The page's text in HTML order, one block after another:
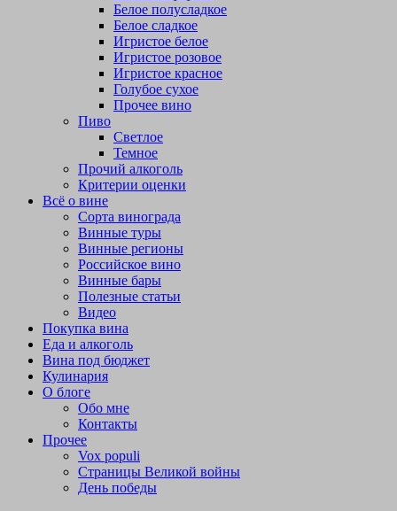
Белое полусладкое
Белое сладкое
Игристое белое
Игристое розовое
Игристое красное
Голубое сухое
Прочее вино
Пиво
Светлое
Темное
Прочий алкоголь
Критерии оценки
Всё о вине
Сорта винограда
Винные туры
Винные регионы
Российское вино
Винные бары
Полезные статьи
Видео
Покупка вина
Еда и алкоголь
Вина под бюджет
Кулинария
О блоге
Обо мне
Контакты
Прочее
Vox populi
Страницы Великой войны
День победы